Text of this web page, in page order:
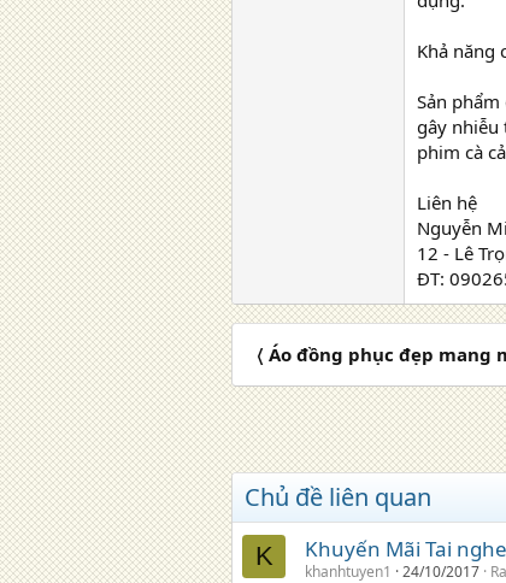
Khả năng
Sản
gây nhiễu
phim cà
Liên hệ
Nguyễn
12 - Lê
ĐT:
〈 Áo đồng phục đẹp
Chủ đề liên quan
K Khuyến Mãi Tai
khanhtuyen1 24/10/2017